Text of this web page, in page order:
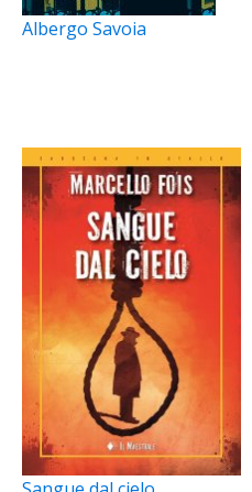
Albergo Savoia